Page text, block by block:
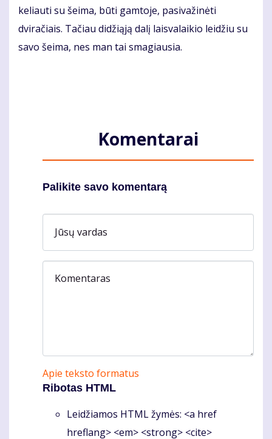
keliauti su šeima, būti gamtoje, pasivažinėti
dviračiais. Tačiau didžiąją dalį laisvalaikio leidžiu su
savo šeima, nes man tai smagiausia.
Komentarai
Palikite savo komentarą
Jūsų vardas
Komentaras
Apie teksto formatus
Ribotas HTML
Leidžiamos HTML žymės: <a href
hreflang> <em> <strong> <cite>